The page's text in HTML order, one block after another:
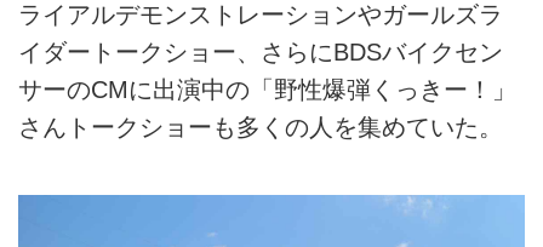
ライアルデモンストレーションやガールズラ
イダートークショー、さらにBDSバイクセン
サーのCMに出演中の「野性爆弾くっきー！」
さんトークショーも多くの人を集めていた。